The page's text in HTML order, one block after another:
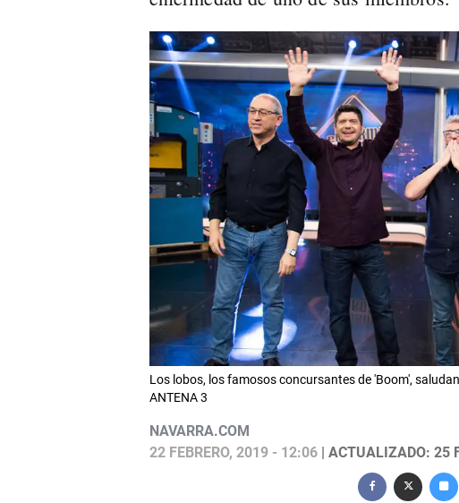
Los lobos, los famosos concursantes de 'Boom',
ANTENA 3
NAVARRA.COM
22 FEBRERO, 2019 - 12:06| ACTUALIZADO: 25